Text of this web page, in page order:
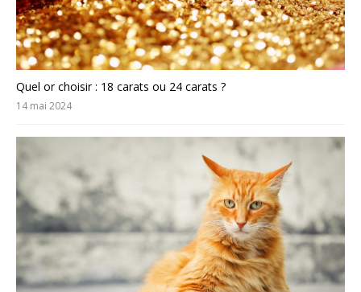
Quel or choisir : 18 carats ou 24 carats ?
14 mai 2024